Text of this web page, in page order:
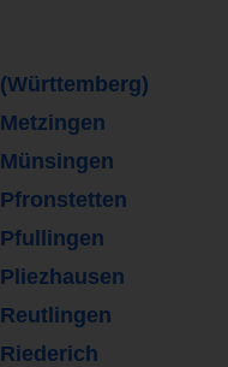
(Württemberg)
Metzingen
Münsingen
Pfronstetten
Pfullingen
Pliezhausen
Reutlingen
Riederich